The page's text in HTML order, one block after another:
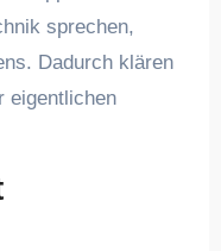
sprechen,
Dadurch klären
eigentlichen